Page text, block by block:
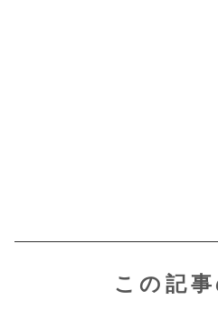
この記